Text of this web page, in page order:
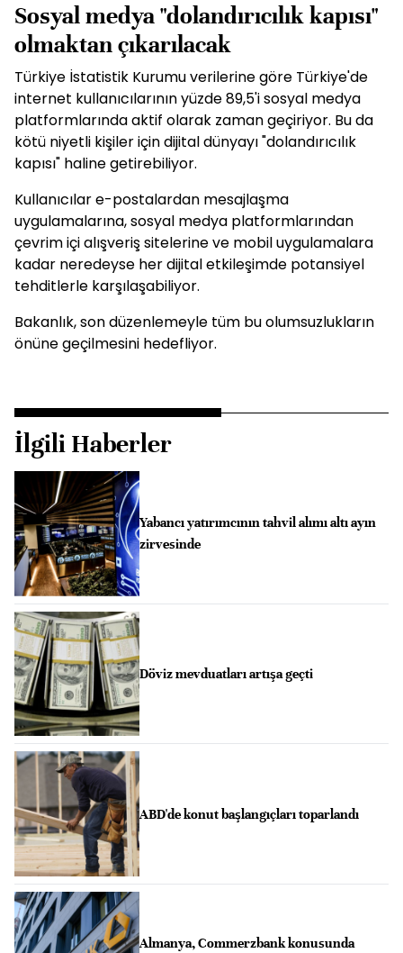
Sosyal medya "dolandırıcılık kapısı"
olmaktan çıkarılacak
Türkiye İstatistik Kurumu verilerine göre Türkiye'de
internet kullanıcılarının yüzde 89,5'i sosyal medya
platformlarında aktif olarak zaman geçiriyor. Bu da
kötü niyetli kişiler için dijital dünyayı "dolandırıcılık
kapısı" haline getirebiliyor.
Kullanıcılar e-postalardan mesajlaşma
uygulamalarına, sosyal medya platformlarından
çevrim içi alışveriş sitelerine ve mobil uygulamalara
kadar neredeyse her dijital etkileşimde potansiyel
tehditlerle karşılaşabiliyor.
Bakanlık, son düzenlemeyle tüm bu olumsuzlukların
önüne geçilmesini hedefliyor.
İlgili Haberler
Yabancı yatırımcının tahvil alımı altı ayın
zirvesinde
Döviz mevduatları artışa geçti
ABD'de konut başlangıçları toparlandı
Almanya, Commerzbank konusunda